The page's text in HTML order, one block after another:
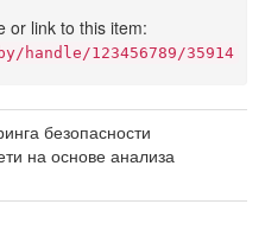
or link to this item:
123456789/35914
безопасности
на основе анализа